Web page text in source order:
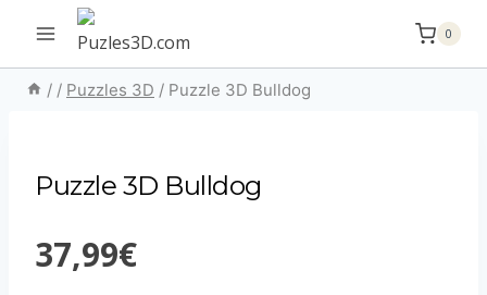
contenido
0
/ / Puzzles 3D / Puzzle 3D Bulldog
Puzzle 3D Bulldog
37,99€